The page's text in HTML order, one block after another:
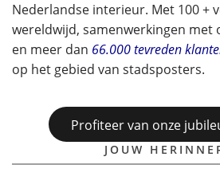
Nederlandse interieur. Met 100 +
wereldwijd, samenwerkingen met
en meer dan 66.000 tevreden
op het gebied van stadsposters.
Profiteer van onze
JOUW